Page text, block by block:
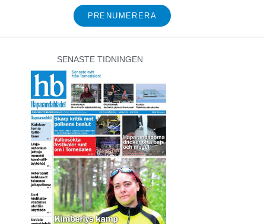
PRENUMERERA
SENASTE TIDNINGEN